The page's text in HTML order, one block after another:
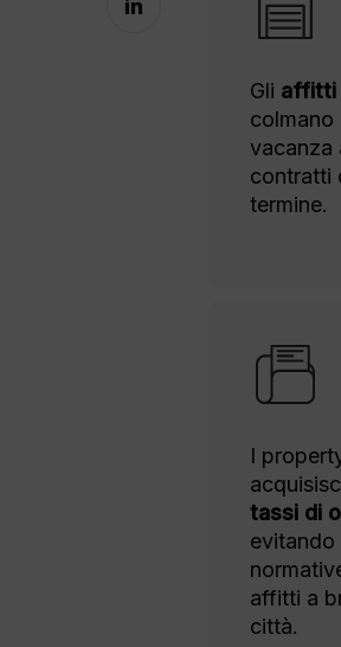
Gli affitti
colmano
vacanza
contratti
termine.
I
tassi di
evitando
affitti a
città.